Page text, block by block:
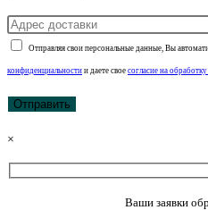
Отправляя свои персональные данные, Вы
конфиденциальности и даете свое согласие на
×
Ваши заявки